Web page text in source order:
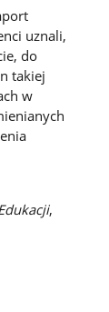
uznali,
do
takiej
w
,